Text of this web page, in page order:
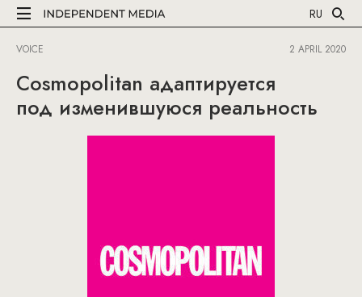
RU
VOICE 2 APRIL 2020
Cosmopolitan адаптируется
под изменившуюся реальность